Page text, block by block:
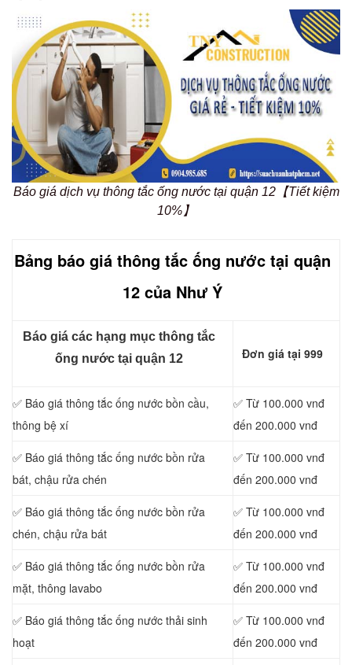
Báo giá dịch vụ thông tắc ống nước tại quận 12【Tiết kiệm
10%】
Bảng báo giá thông tắc ống nước tại quận
12 của Như Ý
Báo giá các hạng mục thông tắc
ống nước tại quận 12
Đơn giá tại 999
✅ Báo giá thông tắc ống nước bồn cầu,
thông bệ xí
✅ Từ 100.000 vnđ
đến 200.000 vnđ
✅ Báo giá thông tắc ống nước bồn rửa
bát, chậu rửa chén
✅ Từ 100.000 vnđ
đến 200.000 vnđ
✅ Báo giá thông tắc ống nước bồn rửa
chén, chậu rửa bát
✅ Từ 100.000 vnđ
đến 200.000 vnđ
✅ Báo giá thông tắc ống nước bồn rửa
mặt, thông lavabo
✅ Từ 100.000 vnđ
đến 200.000 vnđ
‎✅ Báo giá thông tắc ống nước thải sinh
hoạt
✅ Từ 100.000 vnđ
đến 200.000 vnđ